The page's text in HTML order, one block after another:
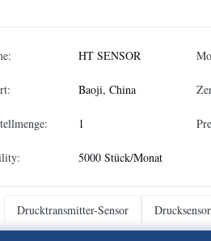
HT SENSOR
Baoji, China
1
5000 Stück/Monat
Drucktransmitter-Sensor